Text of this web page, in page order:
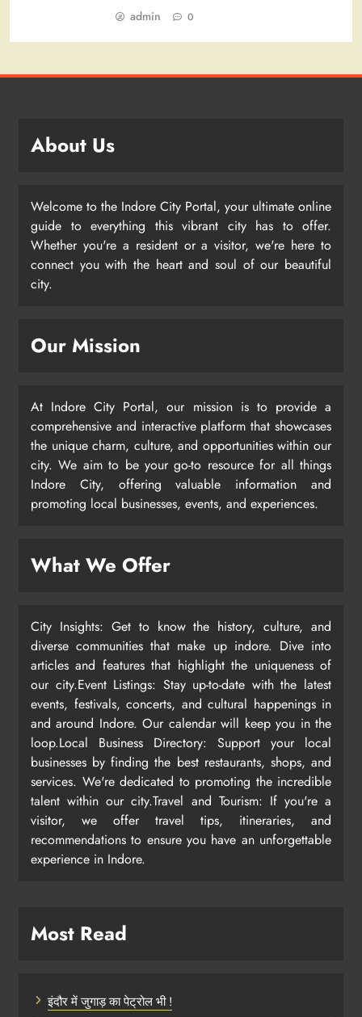
admin 0
About Us
Welcome to the Indore City Portal, your ultimate online
guide to everything this vibrant city has to offer.
Whether you're a resident or a visitor, we're here to
connect you with the heart and soul of our beautiful
city.
Our Mission
At Indore City Portal, our mission is to provide a
comprehensive and interactive platform that showcases
the unique charm, culture, and opportunities within our
city. We aim to be your go-to resource for all things
Indore City, offering valuable information and
promoting local businesses, events, and experiences.
What We Offer
City Insights: Get to know the history, culture, and
diverse communities that make up indore. Dive into
articles and features that highlight the uniqueness of
our city.Event Listings: Stay up-to-date with the latest
events, festivals, concerts, and cultural happenings in
and around Indore. Our calendar will keep you in the
loop.Local Business Directory: Support your local
businesses by finding the best restaurants, shops, and
services. We're dedicated to promoting the incredible
talent within our city.Travel and Tourism: If you're a
visitor, we offer travel tips, itineraries, and
recommendations to ensure you have an unforgettable
experience in Indore.
Most Read
इंदौर में जुगाड़ का पेट्रोल भी !